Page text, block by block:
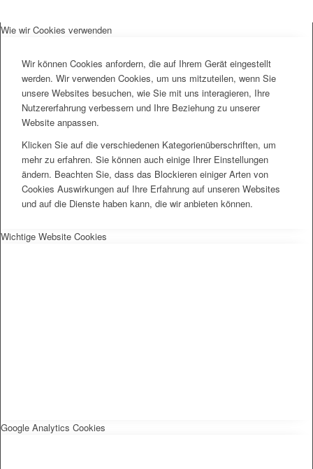
Wie wir Cookies verwenden
Wir können Cookies anfordern, die auf Ihrem Gerät eingestellt
werden. Wir verwenden Cookies, um uns mitzuteilen, wenn Sie
unsere Websites besuchen, wie Sie mit uns interagieren, Ihre
Nutzererfahrung verbessern und Ihre Beziehung zu unserer
Website anpassen.
Klicken Sie auf die verschiedenen Kategorienüberschriften, um
mehr zu erfahren. Sie können auch einige Ihrer Einstellungen
ändern. Beachten Sie, dass das Blockieren einiger Arten von
Cookies Auswirkungen auf Ihre Erfahrung auf unseren Websites
und auf die Dienste haben kann, die wir anbieten können.
Wichtige Website Cookies
Google Analytics Cookies